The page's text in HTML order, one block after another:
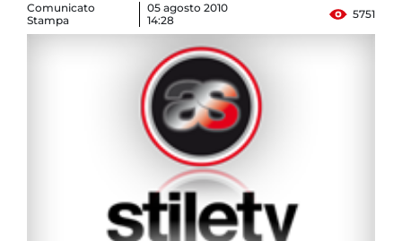
Comunicato
Stampa
05 agosto 2010
14:28
5751